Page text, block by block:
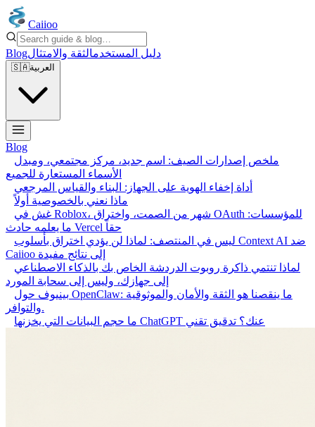
Caiioo
Blog دليل المستخدمالثقة والامتثال
🇸🇦العربية
Blog
ملخص إصدارات الصيف: اسم جديد، مركز مجتمعي، ومبدل
الأسماء المستعارة للجميع
أداة إخفاء الهوية على الجهاز: البناء والقياس المرجعي
ماذا نعني بالخصوصية أولاً
غش في Roblox، شهر من الصمت، واختراق OAuth للمؤسسات:
ما يعلمه حادث Vercel حقاً
ليس في المنتصف: لماذا لن يؤدي اختراق بأسلوب Context AI ضد
Caiioo إلى نتائج مفيدة
لماذا تنتمي ذاكرة روبوت الدردشة الخاص بك بالذكاء الاصطناعي
إلى جهازك، وليس إلى سحابة المورد
بينيوف حول OpenClaw: ما ينقصنا هو الثقة والأمان والموثوقية
والتوافر.
ما حجم البيانات التي يخزنها ChatGPT عنك؟ تدقيق تقني